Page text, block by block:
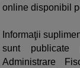
online disponibil
Informaţii
sunt publicate
Administrare